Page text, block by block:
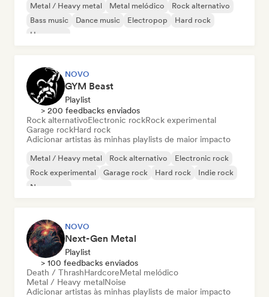
Metal / Heavy metal Metal melódico
Rock alternativo
Bass music
Dance music Electropop
Hard rock
Hyperpop
NOVO
GYM Beast
Playlist
> 200 feedbacks enviados
Rock alternativoElectronic rockRock experimental
Garage rockHard rock
Adicionar artistas às minhas playlists de maior impacto
Metal / Heavy metal Rock alternativo
Electronic rock
Rock experimental
Garage rock Hard rock
Indie rock
New wave
NOVO
Next-Gen Metal
Playlist
> 100 feedbacks enviados
Death / ThrashHardcoreMetal melódico
Metal / Heavy metalNoise
Adicionar artistas às minhas playlists de maior impacto